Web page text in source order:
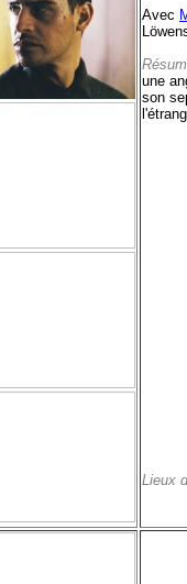
Avec
une
son
Lieux